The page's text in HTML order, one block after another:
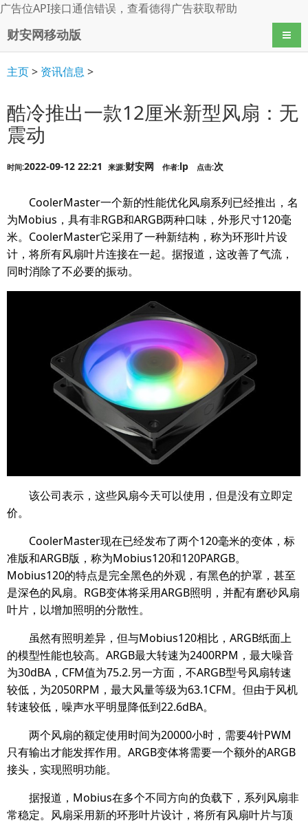
广告位API接口通信错误，查看德得广告获取帮助
财安网移动版 导航
主页> 资讯信息 >
酷冷推出一款12厘米新型风扇：无
震动
时间:2022-09-12 22:21 来源:财安网 作者:lp 点击:次
CoolerMaster一个新的性能优化风扇系列已经推出，名
为Mobius，具有非RGB和ARGB两种口味，外形尺寸120毫
米。CoolerMaster它采用了一种新结构，称为环形叶片设
计，将所有风扇叶片连接在一起。据报道，这改善了气流，
同时消除了不必要的振动。
该公司表示，这些风扇今天可以使用，但是没有立即定
价。
CoolerMaster现在已经发布了两个120毫米的变体，标
准版和ARGB版，称为Mobius120和120PARGB。
Mobius120的特点是完全黑色的外观，有黑色的护罩，甚至
是深色的风扇。RGB变体将采用ARGB照明，并配有磨砂风扇
叶片，以增加照明的分散性。
虽然有照明差异，但与Mobius120相比，ARGB纸面上
的模型性能也较高。ARGB最大转速为2400RPM，最大噪音
为30dBA，CFM值为75.2.另一方面，不ARGB型号风扇转速
较低，为2050RPM，最大风量等级为63.1CFM。但由于风机
转速较低，噪声水平明显降低到22.6dBA。
两个风扇的额定使用时间为20000小时，需要4针PWM
只有输出才能发挥作用。ARGB变体将需要一个额外的ARGB
接头，实现照明功能。
据报道，Mobius在多个不同方向的负载下，系列风扇非
常稳定。风扇采用新的环形叶片设计，将所有风扇叶片与顶